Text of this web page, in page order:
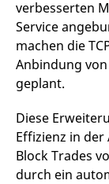
verbesserten
Service
machen die
Anbindung von
geplant.
Diese
Effizienz in
Block Trades
durch ein